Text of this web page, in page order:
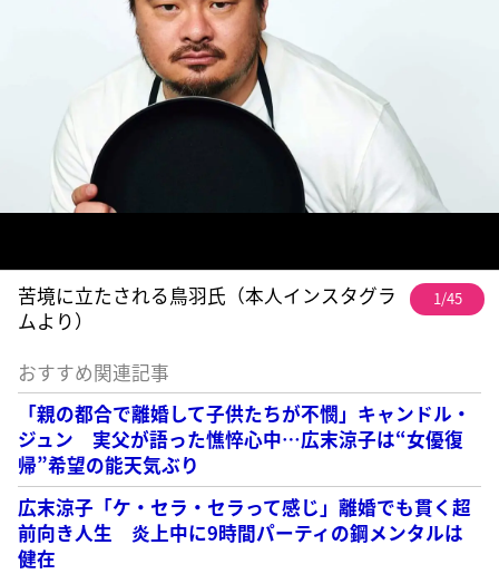
苦境に立たされる鳥羽氏（本人インスタグラ
ムより）
1/45
おすすめ関連記事
「親の都合で離婚して子供たちが不憫」キャンドル・
ジュン 実父が語った憔悴心中…広末涼子は“女優復
帰”希望の能天気ぶり
広末涼子「ケ・セラ・セラって感じ」離婚でも貫く超
前向き人生 炎上中に9時間パーティの鋼メンタルは
健在